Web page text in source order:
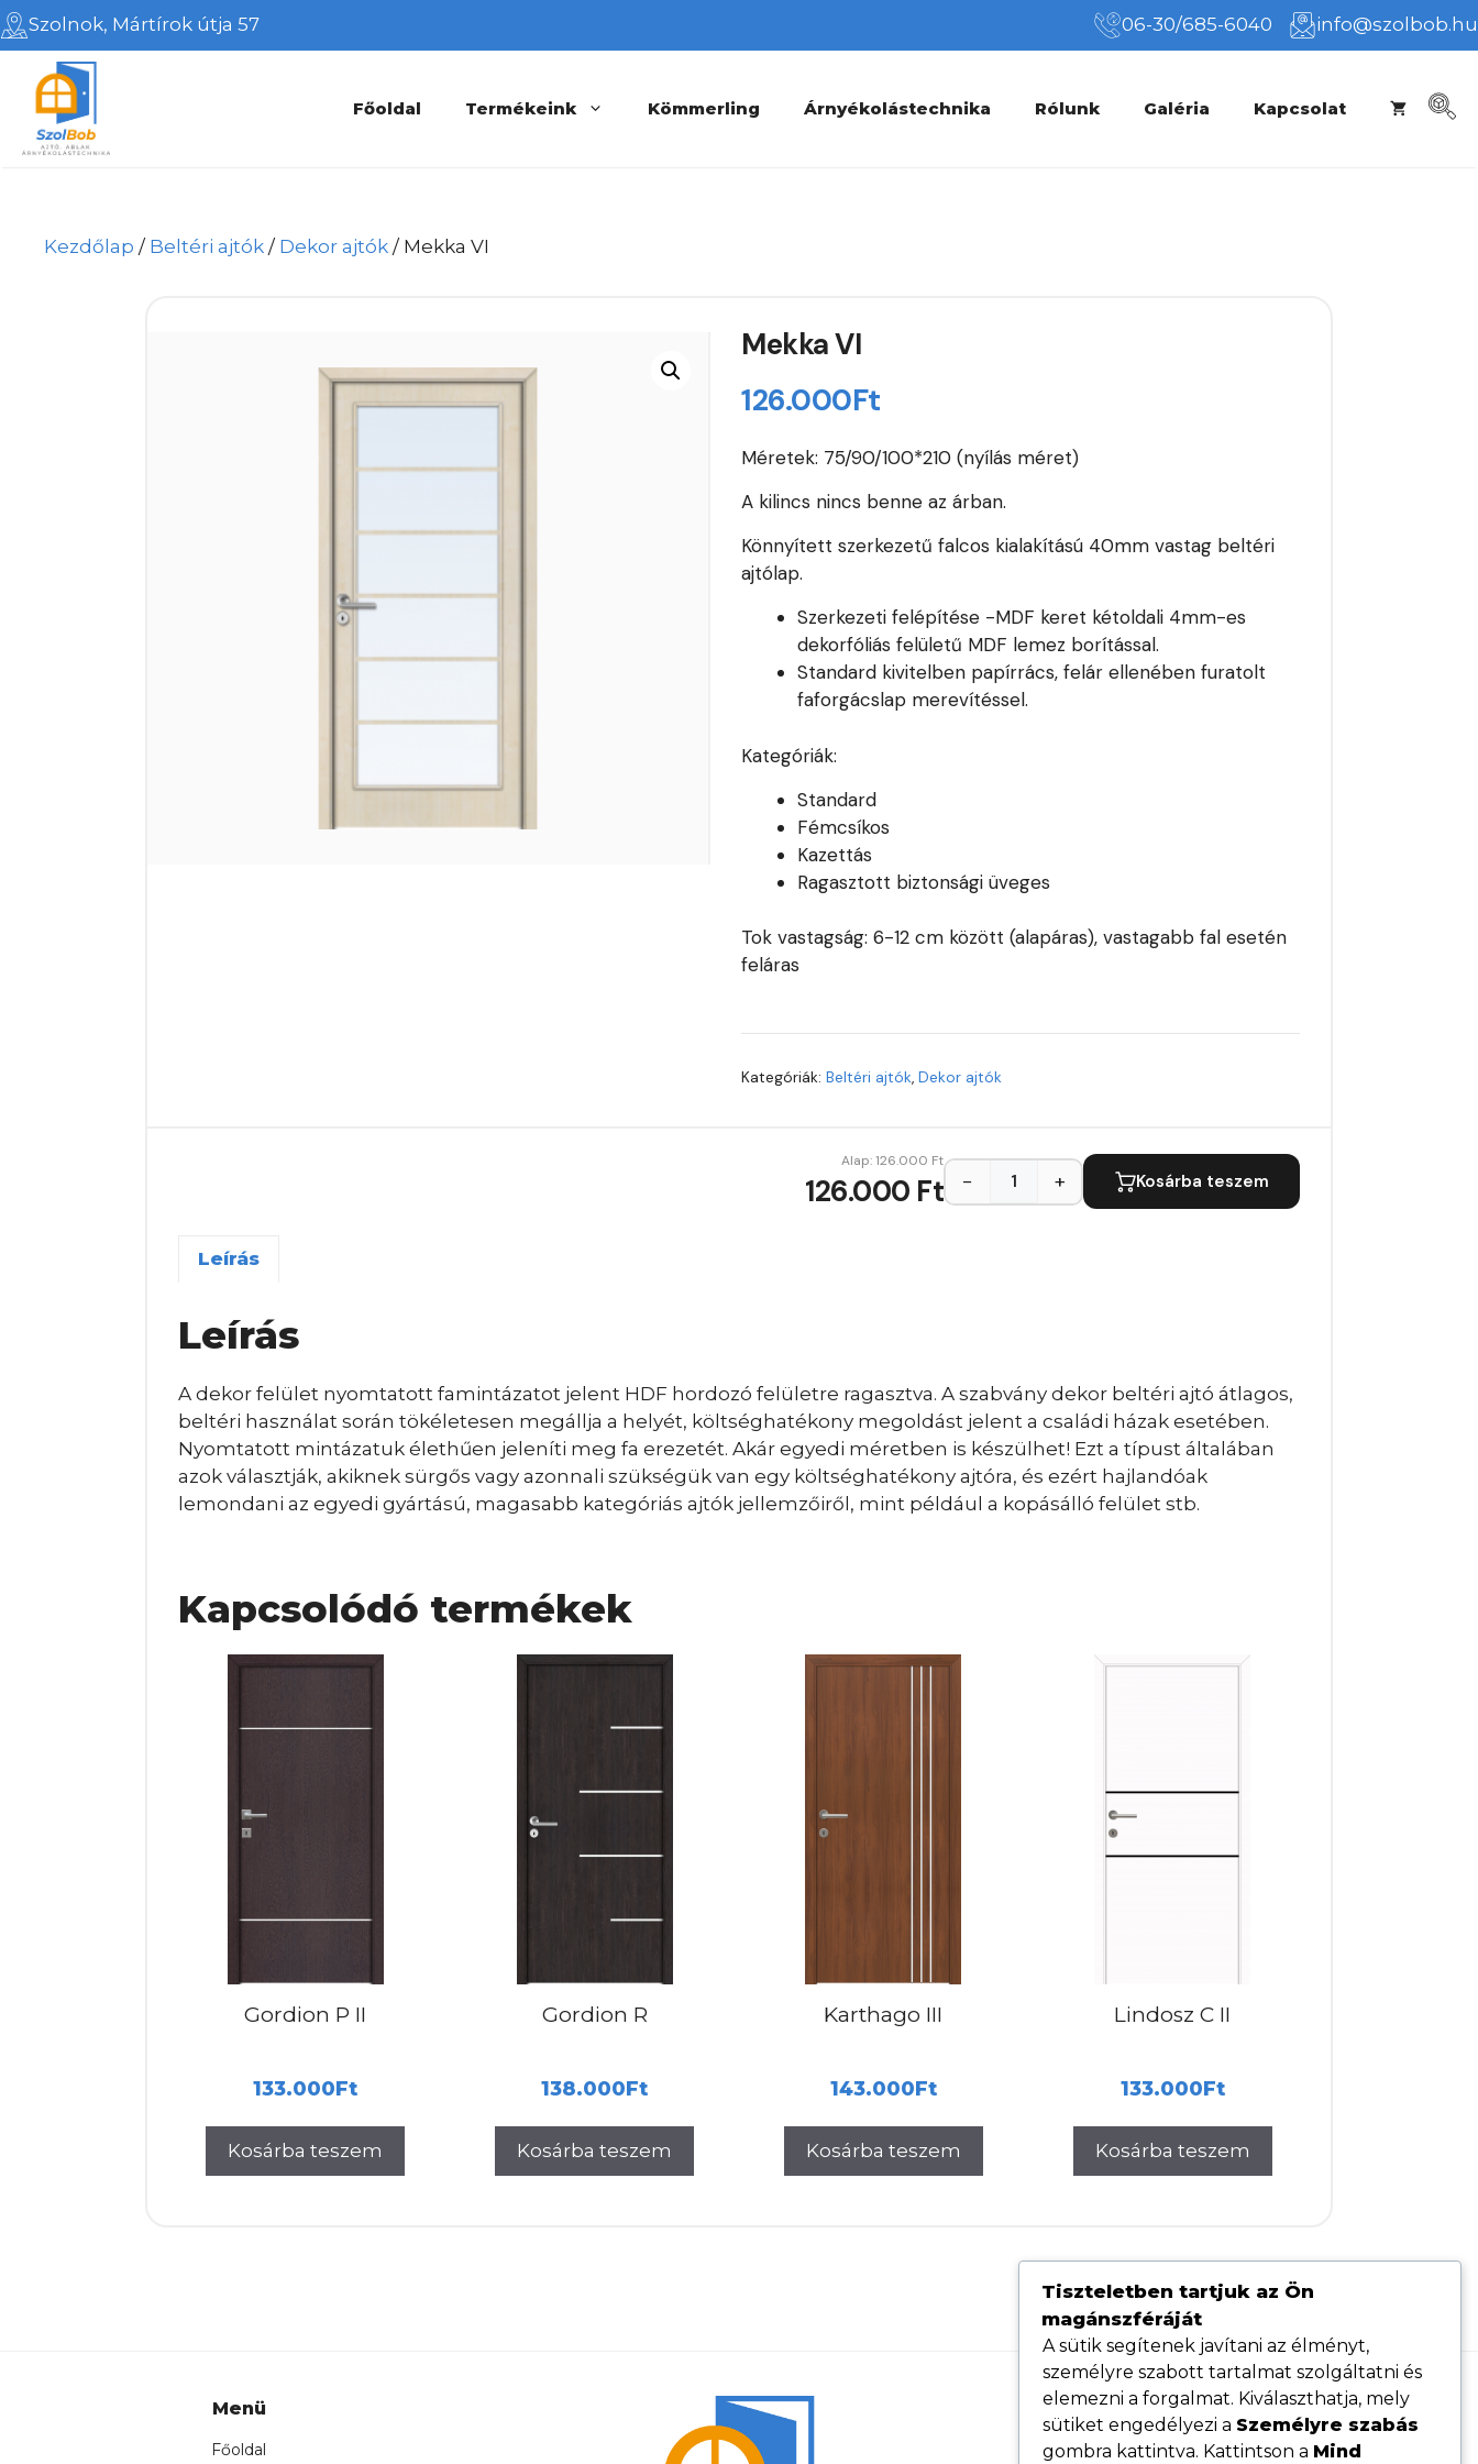
Kilépés
a
tartalomba
Szolnok, Mártírok útja 57 06-30/685-6040 info@szolbob.hu
Főoldal Termékeink Kömmerling Árnyékolástechnika Rólunk Galéria Kapcsolat
Kezdőlap / Beltéri ajtók / Dekor ajtók / Mekka VI
Mekka VI
126.000Ft
Méretek: 75/90/100*210 (nyílás méret)
A kilincs nincs benne az árban.
Könnyített szerkezetű falcos kialakítású 40mm vastag beltéri
ajtólap.
Szerkezeti felépítése -MDF keret kétoldali 4mm-es
dekorfóliás felületű MDF lemez borítással.
Standard kivitelben papírrács, felár ellenében furatolt
faforgácslap merevítéssel.
Kategóriák:
Standard
Fémcsíkos
Kazettás
Ragasztott biztonsági üveges
Tok vastagság: 6-12 cm között (alapáras), vastagabb fal esetén
feláras
Kategóriák:Beltéri ajtók,Dekor ajtók
Alap:126.000 Ft
126.000 Ft − + Kosárba teszem
Leírás
Leírás
A dekor felület nyomtatott famintázatot jelent HDF hordozó felületre ragasztva. A szabvány dekor beltéri ajtó átlagos,
beltéri használat során tökéletesen megállja a helyét, költséghatékony megoldást jelent a családi házak esetében.
Nyomtatott mintázatuk élethűen jeleníti meg fa erezetét. Akár egyedi méretben is készülhet! Ezt a típust általában
azok választják, akiknek sürgős vagy azonnali szükségük van egy költséghatékony ajtóra, és ezért hajlandóak
lemondani az egyedi gyártású, magasabb kategóriás ajtók jellemzőiről, mint például a kopásálló felület stb.
Kapcsolódó termékek
Gordion P II
133.000Ft
Kosárba teszem
Gordion R
138.000Ft
Kosárba teszem
Karthago III
143.000Ft
Kosárba teszem
Lindosz C II
133.000Ft
Kosárba teszem
Menü
Főoldal
Hasznos linkek
Adatvédelmi tájékoztató
Tiszteletben tartjuk az Ön
magánszféráját
A sütik segítenek javítani az élményt,
személyre szabott tartalmat szolgáltatni és
elemezni a forgalmat. Kiválaszthatja, mely
sütiket engedélyezi a Személyre szabás
gombra kattintva. Kattintson a Mind